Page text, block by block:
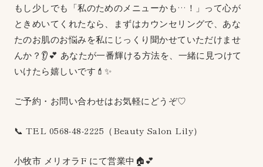
もし少しでも「私のためのメニューかも…！」って心が
ときめいてくれたなら、まずはカウンセリングで、あな
たのお肌のお悩みを私にじっくり聞かせていただけませ
んか？👂💕 あなたが一番輝ける方法を、一緒に見つけて
いけたら嬉しいです💄✨
ご予約・お問い合わせはお気軽にどうぞ♡
📞 TEL 0568-48-2225（Beauty Salon Lily）
小牧市 メリオラF にて営業中🏠💕